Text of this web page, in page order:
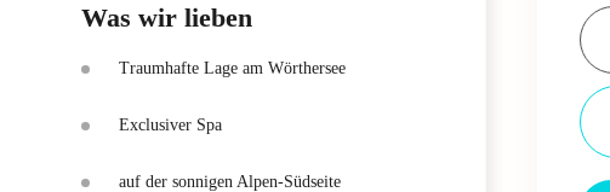
Was wir lieben
Traumhafte Lage am Wörthersee
Exclusiver Spa
auf der sonnigen Alpen-Südseite